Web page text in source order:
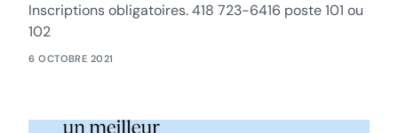
Inscriptions obligatoires. 418 723-6416 poste 101 ou
102
6 OCTOBRE 2021